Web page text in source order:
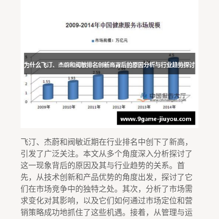
飞汀、杰蔚和阀敏近期在行业排名中创下了新高，
引发了广泛关注。本文从多个角度深入分析探讨了
这一现象背后的原因及其与行业趋势的关系。首
先，从技术创新和产品优势的角度出发，探讨了它
们在市场竞争中的独特之处。其次，分析了市场需
求变化对其影响，以及它们如何通过市场定位和营
销策略成功地抓住了这些机遇。接着，从管理与运